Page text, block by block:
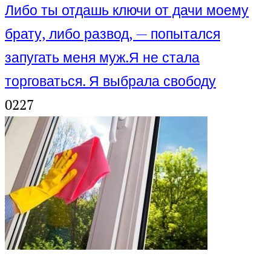
Либо ты отдашь ключи от дачи моему
брату, либо развод, — попытался
запугать меня муж.Я не стала
торговаться. Я выбрала свободу
0227